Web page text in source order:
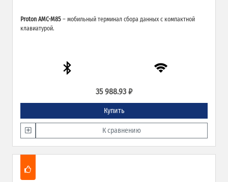
Proton AMC-M85 – мобильный терминал сбора данных с компактной
клавиатурой.
35 988.93 ₽
Купить
К сравнению